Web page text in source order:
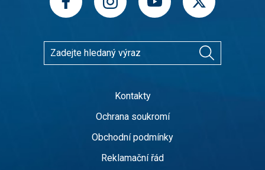
Kontakty
Ochrana soukromí
Obchodní podmínky
Reklamační řád